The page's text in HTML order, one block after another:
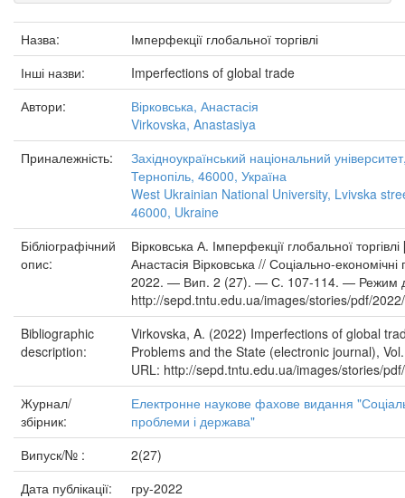
Назва:
Імперфекції глобальної торгівлі
Інші назви:
Imperfections of global trade
Автори:
Вірковська, Анастасія
Virkovska, Anastasiya
Приналежність:
Західноукраїнський національний
Тернопіль, 46000, Україна
West Ukrainian National University, Lvivska
46000, Ukraine
Бібліографічний
опис:
Вірковська А. Імперфекції глобальної
Анастасія Вірковська // Соціально-
2022. — Вип. 2 (27). — С. 107-114. — Режим
http://sepd.tntu.edu.ua/images/stories/pdf/
Bibliographic
description:
Virkovska, A. (2022) Imperfections of global
Problems and the State (electronic journal),
URL: http://sepd.tntu.edu.ua/images/stories/
Журнал/
збірник:
Електронне наукове фахове видання
проблеми і держава"
Випуск/№ :
2(27)
Дата публікації:
гру-2022